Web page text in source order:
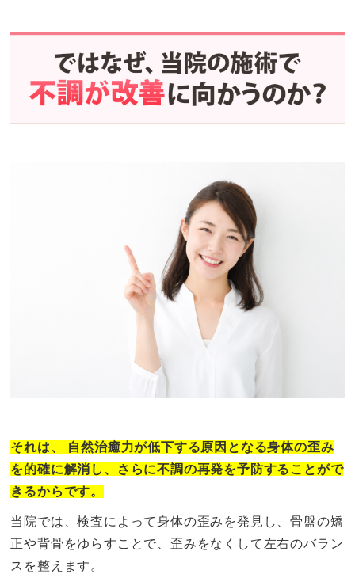
それは、 自然治癒力が低下する原因となる身体の歪み
を的確に解消し、さらに不調の再発を予防することがで
きるからです。
当院では、検査によって身体の歪みを発見し、骨盤の矯
正や背骨をゆらすことで、歪みをなくして左右のバラン
スを整えます。